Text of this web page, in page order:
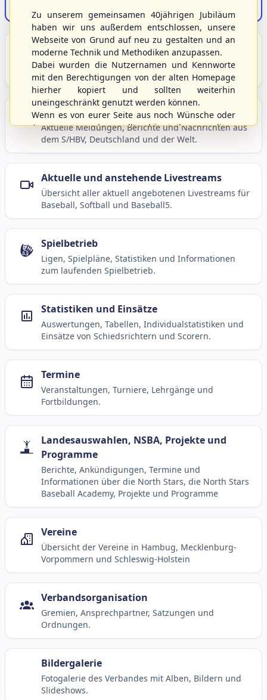
Unser Sport
Grundlagen und Hintergründe zu Baseball, Softball
und Baseball5.
Berichte und Neuigkeiten
Aktuelle Meldungen, Berichte und Nachrichten aus
dem S/HBV, Deutschland und der Welt.
Aktuelle und anstehende Livestreams
Übersicht aller aktuell angebotenen Livestreams für
Baseball, Softball und Baseball5.
Spielbetrieb
Ligen, Spielpläne, Statistiken und Informationen
zum laufenden Spielbetrieb.
Statistiken und Einsätze
Auswertungen, Tabellen, Individualstatistiken und
Einsätze von Schiedsrichtern und Scorern.
Termine
Veranstaltungen, Turniere, Lehrgänge und
Fortbildungen.
Landesauswahlen, NSBA, Projekte und
Programme
Berichte, Ankündigungen, Termine und
Informationen über die North Stars, die North Stars
Baseball Academy, Projekte und Programme
Vereine
Übersicht der Vereine in Hambug, Mecklenburg-
Vorpommern und Schleswig-Holstein
Verbandsorganisation
Gremien, Ansprechpartner, Satzungen und
Ordnungen.
Bildergalerie
Fotogalerie des Verbandes mit Alben, Bildern und
Slideshows.
Zu unserem gemeinsamen 40jährigen Jubiläum
haben wir uns außerdem entschlossen, unsere
Webseite von Grund auf neu zu gestalten und an
moderne Technik und Methodiken anzupassen.
Dabei wurden die Nutzernamen und Kennworte
mit den Berechtigungen von der alten Homepage
hierher kopiert und sollten weiterhin
uneingeschränkt genutzt werden können.
Wenn es von eurer Seite aus noch Wünsche oder
Anregungen geben sollte, könnt ihr uns diese
gerne an die Verbandsadresseinfo@shbvnet.de
schicken.